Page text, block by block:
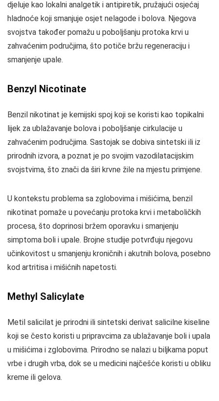
djeluje kao lokalni analgetik i antipiretik, pružajući osjećaj
hladnoće koji smanjuje osjet nelagode i bolova. Njegova
svojstva također pomažu u poboljšanju protoka krvi u
zahvaćenim područjima, što potiče bržu regeneraciju i
smanjenje upale.
Benzyl Nicotinate
Benzil nikotinat je kemijski spoj koji se koristi kao topikalni
lijek za ublažavanje bolova i poboljšanje cirkulacije u
zahvaćenim područjima. Sastojak se dobiva sintetski ili iz
prirodnih izvora, a poznat je po svojim vazodilatacijskim
svojstvima, što znači da širi krvne žile na mjestu primjene.
U kontekstu problema sa zglobovima i mišićima, benzil
nikotinat pomaže u povećanju protoka krvi i metaboličkih
procesa, što doprinosi bržem oporavku i smanjenju
simptoma boli i upale. Brojne studije potvrđuju njegovu
učinkovitost u smanjenju kroničnih i akutnih bolova, posebno
kod artritisa i mišićnih napetosti.
Methyl Salicylate
Metil salicilat je prirodni ili sintetski derivat salicilne kiseline
koji se često koristi u pripravcima za ublažavanje boli i upala
u mišićima i zglobovima. Prirodno se nalazi u biljkama poput
vrbe i drugih vrba, dok se u medicini najčešće koristi u obliku
kreme ili gelova.